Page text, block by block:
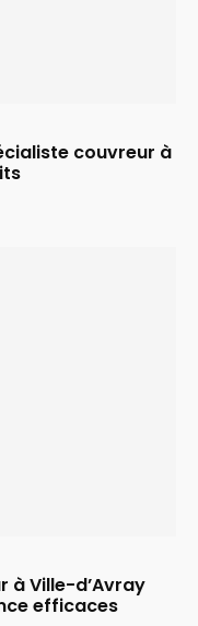
couvreur à
à Ville-d’Avray
efficaces